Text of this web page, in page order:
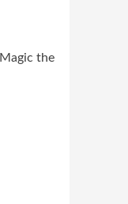
the